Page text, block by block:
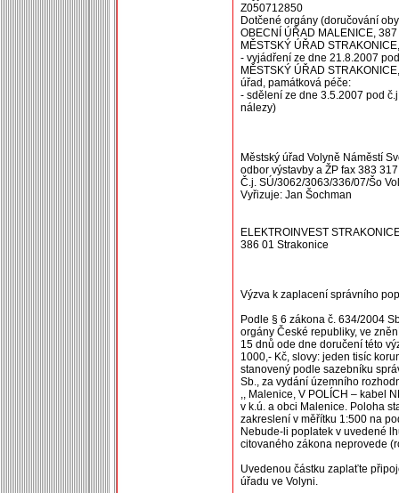
Z050712850
Dotčené orgány (doručování
OBECNÍ ÚŘAD MALENICE,
MĚSTSKÝ ÚŘAD
- vyjádření ze dne 21.8.2007
MĚSTSKÝ ÚŘAD
úřad, památková péče:
- sdělení ze dne 3.5.2007 pod
nálezy)
Městský úřad Volyně Náměstí
odbor výstavby a ŽP fax 383
Č.j. SÚ/3062/3063/336/07/Šo
Vyřizuje: Jan Šochman
ELEKTROINVEST
386 01 Strakonice
Výzva k zaplacení správního
Podle § 6 zákona č. 634/2004
orgány České republiky, ve
15 dnů ode dne doručení této
1000,- Kč, slovy: jeden tisíc
stanovený podle sazebníku
Sb., za vydání územního
,, Malenice, V POLÍCH – kabel
v k.ú. a obci Malenice. Poloha
zakreslení v měřítku 1:500 na
Nebude-li poplatek v uvedené
citovaného zákona neprovede
Uvedenou částku zaplaťte
úřadu ve Volyni.